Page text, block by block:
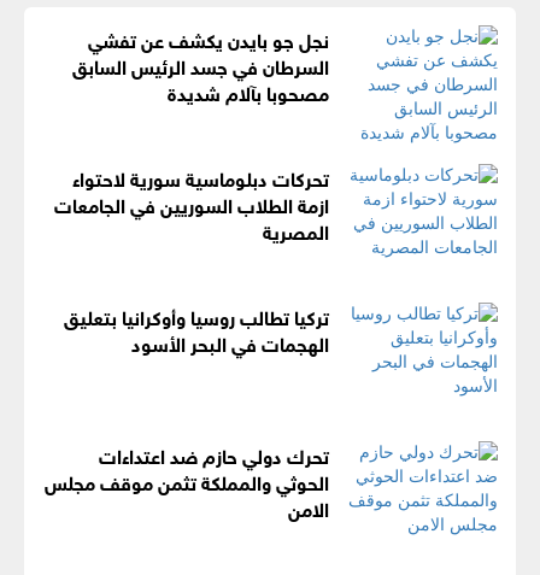
نجل جو بايدن يكشف عن تفشي
السرطان في جسد الرئيس السابق
مصحوبا بآلام شديدة
تحركات دبلوماسية سورية لاحتواء
ازمة الطلاب السوريين في الجامعات
المصرية
تركيا تطالب روسيا وأوكرانيا بتعليق
الهجمات في البحر الأسود
تحرك دولي حازم ضد اعتداءات
الحوثي والمملكة تثمن موقف مجلس
الامن